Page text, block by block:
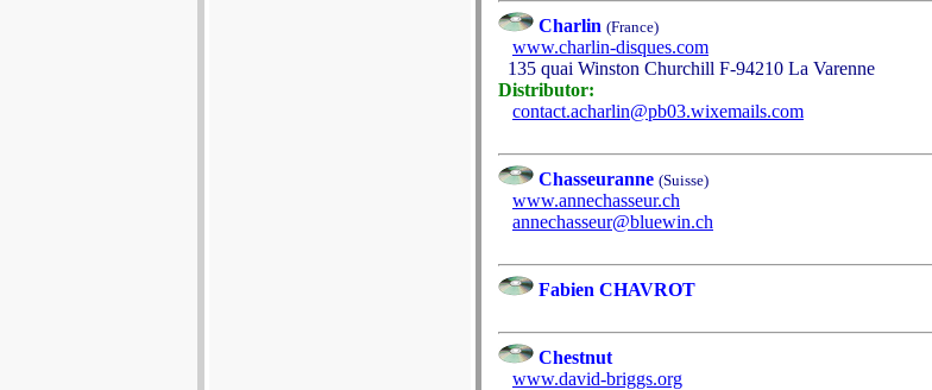
Charlin (France)
www.charlin-disques.com
135 quai Winston Churchill F-94210 La Varenne
Distributor:
contact.acharlin@pb03.wixemails.com
Chasseuranne (Suisse)
www.annechasseur.ch
annechasseur@bluewin.ch
Fabien CHAVROT
Chestnut
www.david-briggs.org